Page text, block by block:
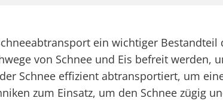
ein wichtiger
von Schnee und Eis befreit
Schnee effizient abtransportiert, um
zum Einsatz, um den Schnee zügig